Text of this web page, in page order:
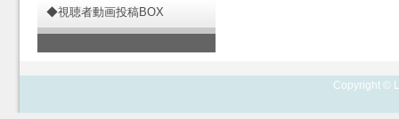
◆視聴者動画投稿BOX
Copyright ©